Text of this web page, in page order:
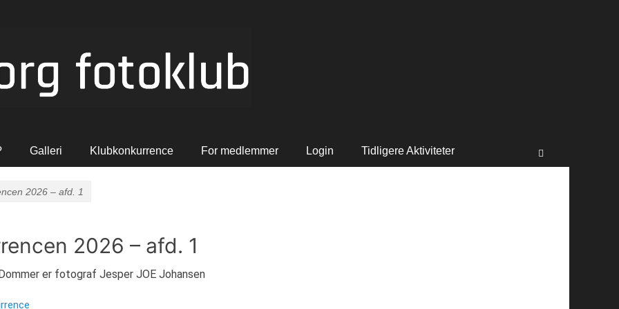
Galleri Klubkonkurrence For medlemmer Login Tidligere Aktiviteter
2026 – afd. 1
2026 – afd. 1
er fotograf Jesper JOE Johansen